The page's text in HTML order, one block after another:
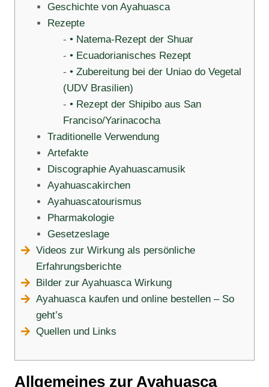
Geschichte von Ayahuasca
Rezepte
• Natema-Rezept der Shuar
• Ecuadorianisches Rezept
• Zubereitung bei der Uniao do Vegetal
(UDV Brasilien)
• Rezept der Shipibo aus San
Franciso/Yarinacocha
Traditionelle Verwendung
Artefakte
Discographie Ayahuascamusik
Ayahuascakirchen
Ayahuascatourismus
Pharmakologie
Gesetzeslage
Videos zur Wirkung als persönliche
Erfahrungsberichte
Bilder zur Ayahuasca Wirkung
Ayahuasca kaufen und online bestellen – So
geht’s
Quellen und Links
Allgemeines zur Ayahuasca